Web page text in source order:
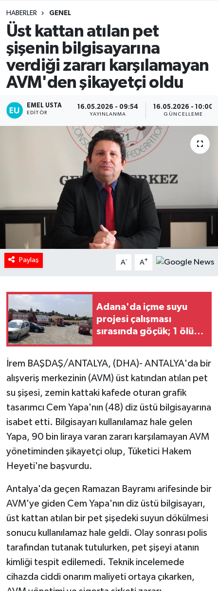
HABERLER GENEL
Üst kattan atılan pet
şişenin bilgisayarına
verdiği zararı karşılamayan
AVM'den şikayetçi oldu
EMEL USTA
EDITÖR
16.05.2026 - 09:54
YAYINLANMA
16.05.2026 - 10:00
GÜNCELLEME
Paylaş A- A+
Adana'da içme suyu
projesi çalışması
sırasında göçük; 1 ölü, 1
İrem BAŞDAŞ/ANTALYA, (DHA)- ANTALYA'da bir
alışveriş merkezinin (AVM) üst katından atılan pet
su şişesi, zemin kattaki kafede oturan grafik
tasarımcı Cem Yapa'nın (48) diz üstü bilgisayarına
isabet etti. Bilgisayarı kullanılamaz hale gelen
Yapa, 90 bin liraya varan zararı karşılamayan AVM
yönetiminden şikayetçi olup, Tüketici Hakem
Heyeti'ne başvurdu.
Antalya'da geçen Ramazan Bayramı arifesinde bir
AVM'ye giden Cem Yapa'nın diz üstü bilgisayarı,
üst kattan atılan bir pet şişedeki suyun dökülmesi
sonucu kullanılamaz hale geldi. Olay sonrası polis
tarafından tutanak tutulurken, pet şişeyi atanın
kimliği tespit edilemedi. Teknik incelemede
cihazda ciddi onarım maliyeti ortaya çıkarken,